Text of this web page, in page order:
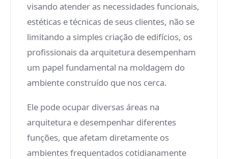
visando atender as necessidades funcionais,
estéticas e técnicas de seus clientes, não se
limitando a simples criação de edifícios, os
profissionais da arquitetura desempenham
um papel fundamental na moldagem do
ambiente construído que nos cerca.
Ele pode ocupar diversas áreas na
arquitetura e desempenhar diferentes
funções, que afetam diretamente os
ambientes frequentados cotidianamente